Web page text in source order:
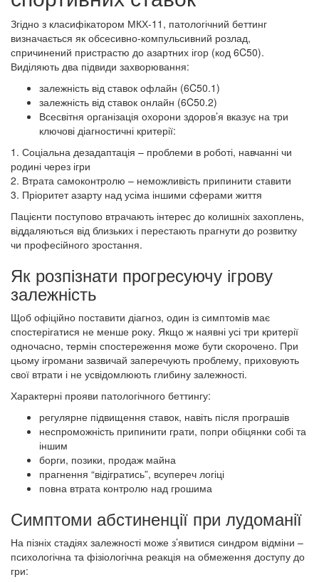
Згідно з класифікатором МКХ-11, патологічний беттинг
визначається як обсесивно-компульсивний розлад,
спричинений пристрастю до азартних ігор (код 6C50).
Виділяють два підвиди захворювання:
залежність від ставок офлайн (6C50.1)
залежність від ставок онлайн (6C50.2)
Всесвітня організація охорони здоров’я вказує на три
ключові діагностичні критерії:
1. Соціальна дезадаптація – проблеми в роботі, навчанні чи
родині через ігри
2. Втрата самоконтролю – неможливість припинити ставити
3. Пріоритет азарту над усіма іншими сферами життя
Пацієнти поступово втрачають інтерес до колишніх захоплень,
віддаляються від близьких і перестають прагнути до розвитку
чи професійного зростання.
Як розпізнати прогресуючу ігрову
залежність
Щоб офіційно поставити діагноз, один із симптомів має
спостерігатися не менше року. Якщо ж наявні усі три критерії
одночасно, термін спостереження може бути скорочено. При
цьому ігромани зазвичай заперечують проблему, приховують
свої втрати і не усвідомлюють глибину залежності.
Характерні прояви патологічного беттингу:
регулярне підвищення ставок, навіть після програшів
неспроможність припинити грати, попри обіцянки собі та
іншим
борги, позики, продаж майна
прагнення “відігратись”, всупереч логіці
повна втрата контролю над грошима
Симптоми абстиненції при лудоманії
На пізніх стадіях залежності може з’явитися синдром відміни –
психологічна та фізіологічна реакція на обмеження доступу до
гри: